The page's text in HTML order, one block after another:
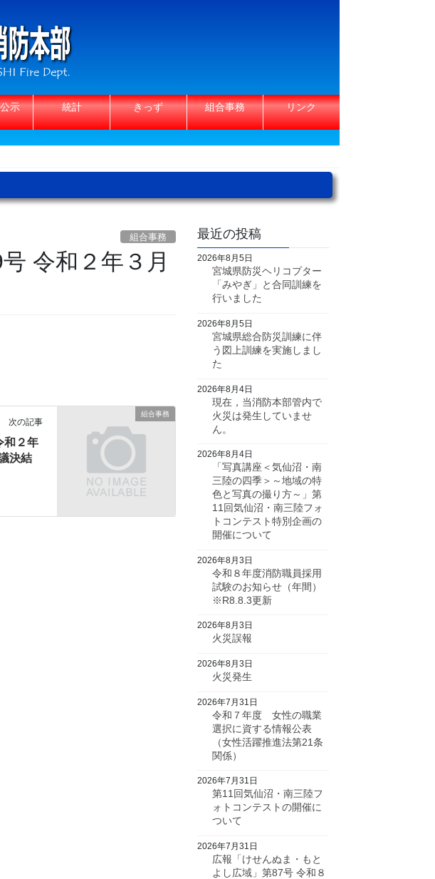
示 統計 きっず 組合事務 リンク
組合事務
令和２年３月
組合事務
次の記事
和２年
決結
最近の投稿
宮城県防災ヘリコプター
「みやぎ」と合同訓練を
行いました
2026年8月5日
宮城県総合防災訓練に伴
う図上訓練を実施しまし
た
2026年8月5日
現在，当消防本部管内で
火災は発生していませ
ん。
2026年8月4日
「写真講座＜気仙沼・南
三陸の四季＞～地域の特
色と写真の撮り方～」第
11回気仙沼・南三陸フォ
トコンテスト特別企画の
開催について
2026年8月4日
令和８年度消防職員採用
試験のお知らせ（年間）
※R8.8.3更新
2026年8月3日
火災誤報
2026年8月3日
火災発生
2026年8月3日
令和７年度 女性の職業
選択に資する情報公表
（女性活躍推進法第21条
関係）
2026年7月31日
第11回気仙沼・南三陸フ
ォトコンテストの開催に
ついて
2026年7月31日
広報「けせんぬま・もと
よし広域」第87号 令和８
2026年7月31日